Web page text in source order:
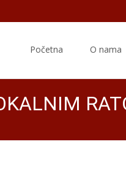
Početna O nama